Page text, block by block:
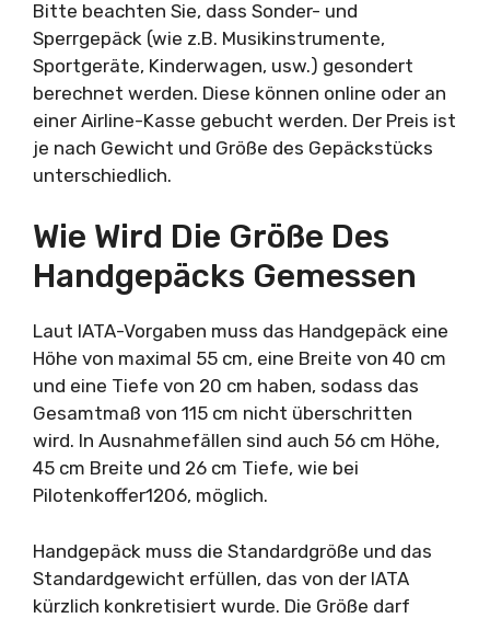
Bitte beachten Sie, dass Sonder- und
Sperrgepäck (wie z.B. Musikinstrumente,
Sportgeräte, Kinderwagen, usw.) gesondert
berechnet werden. Diese können online oder an
einer Airline-Kasse gebucht werden. Der Preis ist
je nach Gewicht und Größe des Gepäckstücks
unterschiedlich.
Wie Wird Die Größe Des
Handgepäcks Gemessen
Laut IATA-Vorgaben muss das Handgepäck eine
Höhe von maximal 55 cm, eine Breite von 40 cm
und eine Tiefe von 20 cm haben, sodass das
Gesamtmaß von 115 cm nicht überschritten
wird. In Ausnahmefällen sind auch 56 cm Höhe,
45 cm Breite und 26 cm Tiefe, wie bei
Pilotenkoffer1206, möglich.
Handgepäck muss die Standardgröße und das
Standardgewicht erfüllen, das von der IATA
kürzlich konkretisiert wurde. Die Größe darf